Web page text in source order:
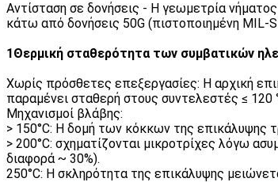
Αντίσταση σε δονήσεις - Η γεωμετρία
κάτω από δονήσεις 50G (πιστοποιημένη MIL-
1Θερμική σταθερότητα των συμβατικών
Χωρίς πρόσθετες επεξεργασίες: Η αρχική
παραμένει σταθερή στους συντελεστές ≤ 120
Μηχανισμοί βλάβης:
> 150°C: Η δομή των κόκκων της επικάλυψης
> 200°C: σχηματίζονται μικροτρίχες λόγω
διαφορά ~ 30%).
250°C: Η σκληρότητα της επικάλυψης